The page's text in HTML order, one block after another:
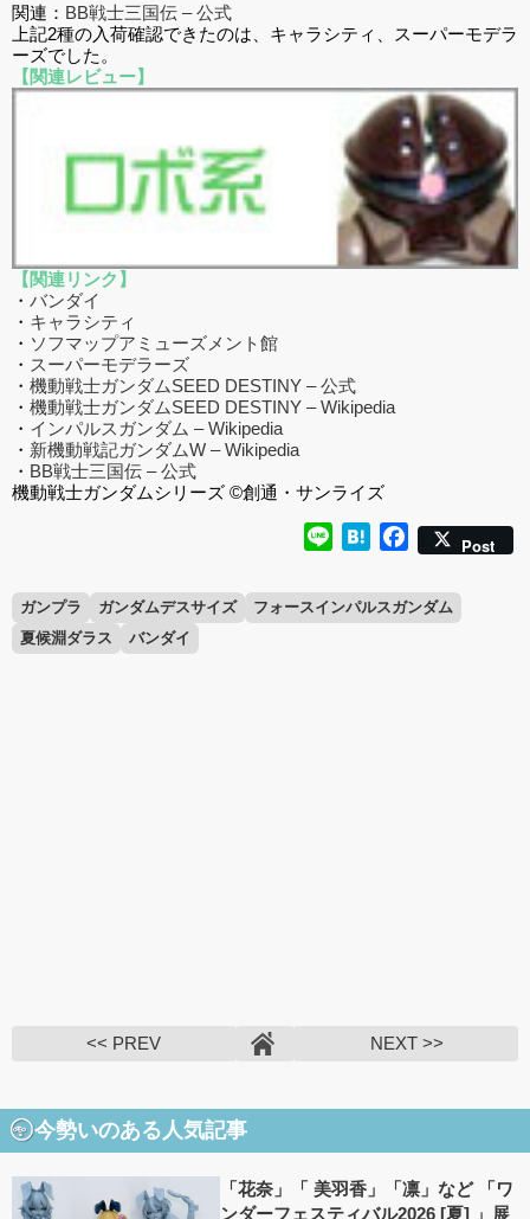
関連： BB戦士三国伝 – 公式
上記2種の入荷確認できたのは、キャラシティ、スーパーモデラ
ーズでした。
【関連レビュー】
【関連リンク】
・ バンダイ
・ キャラシティ
・ ソフマップアミューズメント館
・ スーパーモデラーズ
・ 機動戦士ガンダムSEED DESTINY – 公式
・ 機動戦士ガンダムSEED DESTINY – Wikipedia
・ インパルスガンダム – Wikipedia
・ 新機動戦記ガンダムW – Wikipedia
・ BB戦士三国伝 – 公式
機動戦士ガンダムシリーズ ©創通・サンライズ
Line HatenaFacebook
Post
ガンプラ ガンダムデスサイズ
フォースインパルスガンダム
夏候淵ダラス
バンダイ
<< PREV NEXT >>
今勢いのある人気記事
「花奈」「 美羽香」「凛」など 「ワ
ンダーフェスティバル2026 [夏] 」展